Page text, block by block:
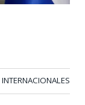
INTERNACIONALES